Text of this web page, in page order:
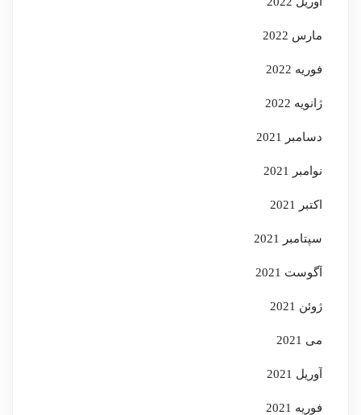
مارس 2022
فوریه 2022
ژانویه 2022
دسامبر 2021
نوامبر 2021
اکتبر 2021
سپتامبر 2021
آگوست 2021
ژوئن 2021
می 2021
آوریل 2021
فوریه 2021